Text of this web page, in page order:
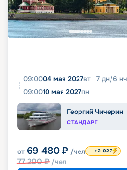
09:0004 мая 2027вт 7 дн/6 нч
09:0010 мая 2027пн
Георгий Чичерин
СТАНДАРТ
от 69 480 ₽ /чел
77 200₽ /чел
+2 027